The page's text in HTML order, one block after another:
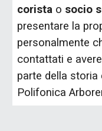
corista o socio
presentare la
personalmente
contattati e
parte della
Polifonica